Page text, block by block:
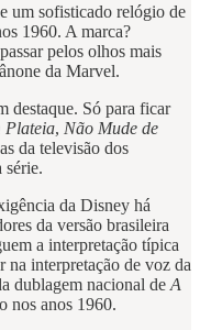
um sofisticado relógio de
1960. A marca?
pelos olhos mais
da Marvel.
destaque. Só para ficar
Plateia, Não Mude de
da televisão dos
série.
da Disney há
da versão brasileira
a interpretação típica
na interpretação de voz da
dublagem nacional de A
nos anos 1960.